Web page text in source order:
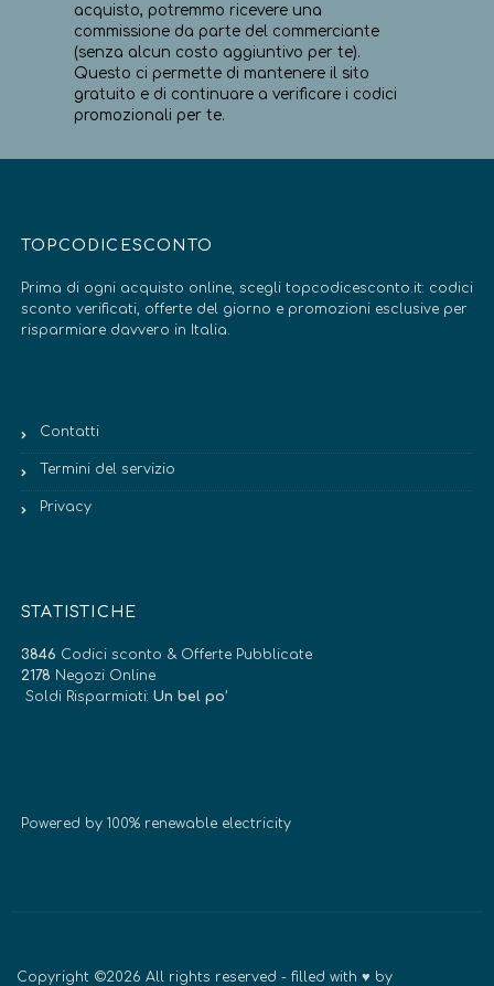
acquisto, potremmo ricevere una
commissione da parte del commerciante
(senza alcun costo aggiuntivo per te).
Questo ci permette di mantenere il sito
gratuito e di continuare a verificare i codici
promozionali per te.
TOPCODICESCONTO
Prima di ogni acquisto online, scegli topcodicesconto.it: codici
sconto verificati, offerte del giorno e promozioni esclusive per
risparmiare davvero in Italia.
Contatti
Termini del servizio
Privacy
STATISTICHE
3846 Codici sconto & Offerte Pubblicate
2178 Negozi Online
Soldi Risparmiati: Un bel po’
Powered by 100% renewable electricity
Copyright ©2026 All rights reserved - filled with ♥ by